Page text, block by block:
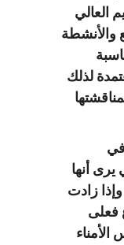
العالي
والأنشطة
لذلك
في
يرى أنها
زادت
فعلى